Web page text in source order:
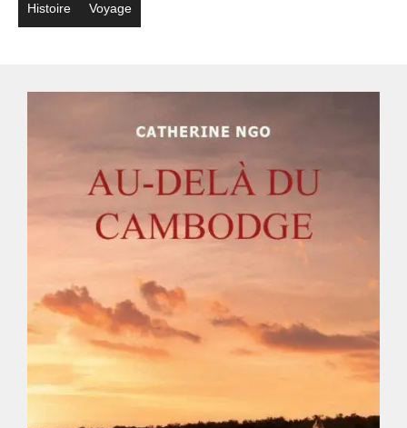
Histoire Voyage